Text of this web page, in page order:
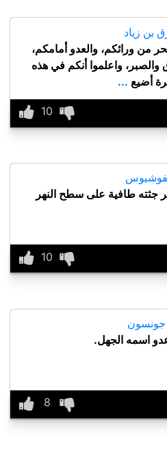
بن زياد
من ورائكم، والعدو أمامكم،
والصبر، واعلموا أنكم في هذه
أضيع ...
جثته طافية على سطح النهر
جونسون
اسمه الجهل.